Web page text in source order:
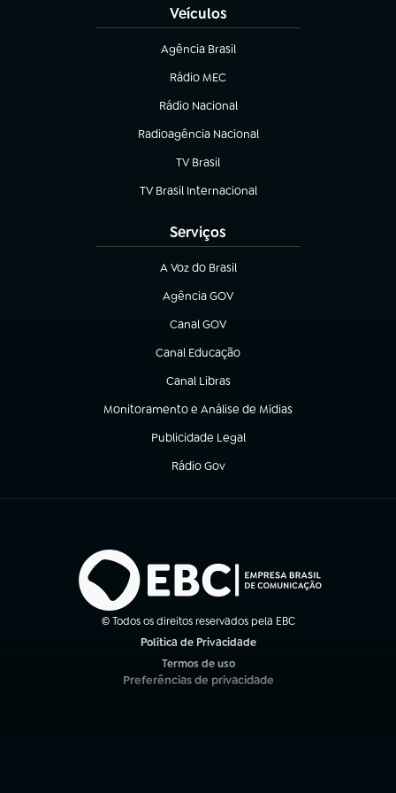
Veículos
Agência Brasil
(abre em nova aba)
Rádio MEC
(abre em nova aba)
Rádio Nacional
Radioagência Nacional
(abre em nova aba)
TV Brasil
(abre em nova aba)
TV Brasil Internacional
(abre em nova aba)
Serviços
A Voz do Brasil
(abre em nova aba)
Agência GOV
(abre em nova aba)
Canal GOV
(abre em nova aba)
Canal Educação
(abre em nova aba)
Canal Libras
(abre em nova aba)
Monitoramento e Análise de Mídias
(abre em nova aba)
Publicidade Legal
(abre em nova aba)
Rádio Gov
(abre em nova aba)
© Todos os direitos reservados pela EBC
Política de Privacidade
Termos de uso
(abre em nova aba)
Preferências de privacidade